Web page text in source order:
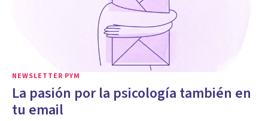
NEWSLETTER PYM
La pasión por la psicología también en
tu email